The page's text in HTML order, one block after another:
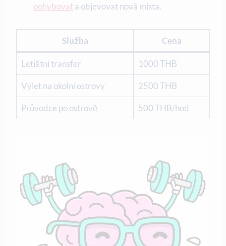
pohybovat⁣ a objevovat nová místa.
Služba Cena
Letištní​ transfer 1000 THB
Výlet ⁢na okolní ostrovy 2500 THB
Průvodce po ostrově 500 THB/hod